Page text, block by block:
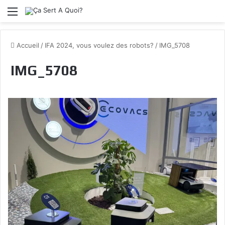
Menu
Accueil / IFA 2024, vous voulez des robots? / IMG_5708
IMG_5708